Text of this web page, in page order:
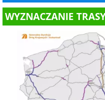
WYZNACZANIE